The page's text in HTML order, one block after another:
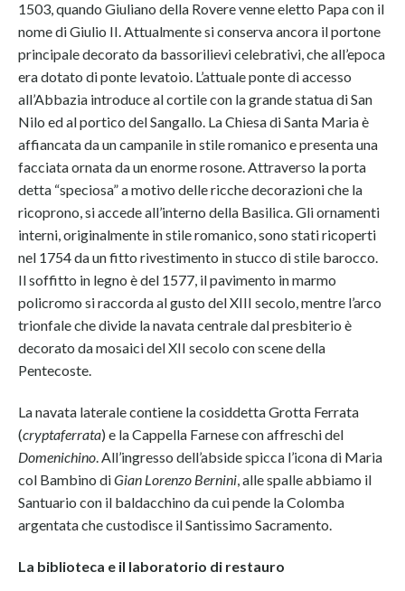
1503, quando Giuliano della Rovere venne eletto Papa con il
nome di Giulio II. Attualmente si conserva ancora il portone
principale decorato da bassorilievi celebrativi, che all’epoca
era dotato di ponte levatoio. L’attuale ponte di accesso
all’Abbazia introduce al cortile con la grande statua di San
Nilo ed al portico del Sangallo. La Chiesa di Santa Maria è
affiancata da un campanile in stile romanico e presenta una
facciata ornata da un enorme rosone. Attraverso la porta
detta “speciosa” a motivo delle ricche decorazioni che la
ricoprono, si accede all’interno della Basilica. Gli ornamenti
interni, originalmente in stile romanico, sono stati ricoperti
nel 1754 da un fitto rivestimento in stucco di stile barocco.
Il soffitto in legno è del 1577, il pavimento in marmo
policromo si raccorda al gusto del XIII secolo, mentre l’arco
trionfale che divide la navata centrale dal presbiterio è
decorato da mosaici del XII secolo con scene della
Pentecoste.
La navata laterale contiene la cosiddetta Grotta Ferrata
(cryptaferrata) e la Cappella Farnese con affreschi del
Domenichino . All’ingresso dell’abside spicca l’icona di Maria
col Bambino diGian Lorenzo Bernini , alle spalle abbiamo il
Santuario con il baldacchino da cui pende la Colomba
argentata che custodisce il Santissimo Sacramento.
La biblioteca e il laboratorio di restauro